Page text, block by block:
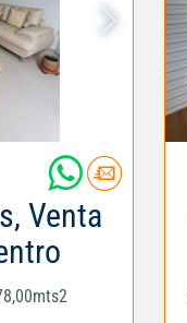
Venta